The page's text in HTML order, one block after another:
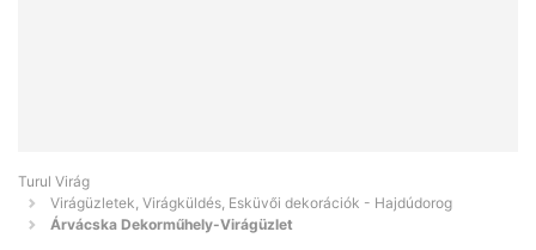
Turul Virág
Virágüzletek, Virágküldés, Esküvői dekorációk - Hajdúdorog
Árvácska Dekorműhely-Virágüzlet